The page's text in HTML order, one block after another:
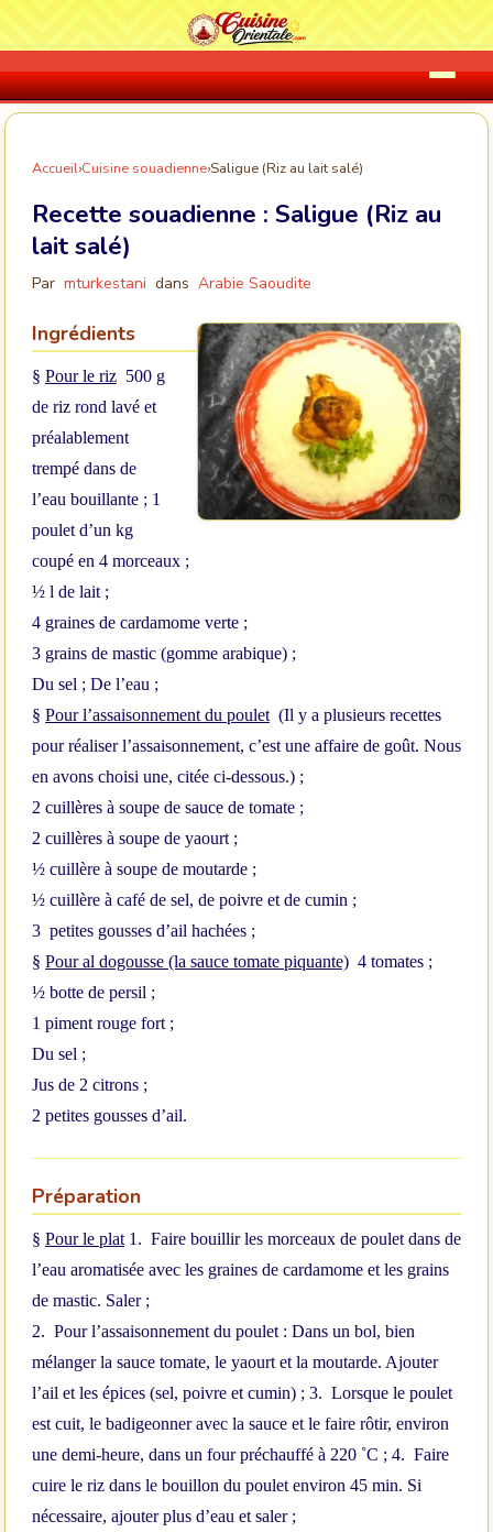
Accueil›Cuisine souadienne›Saligue (Riz au lait salé)
Recette souadienne : Saligue (Riz au
lait salé)
Par mturkestani dans Arabie Saoudite
Ingrédients
§ Pour le riz 500 g
de riz rond lavé et
préalablement
trempé dans de
l’eau bouillante ; 1
poulet d’un kg
coupé en 4 morceaux ;
½ l de lait ;
4 graines de cardamome verte ;
3 grains de mastic (gomme arabique) ;
Du sel ; De l’eau ;
§ Pour l’assaisonnement du poulet (Il y a plusieurs recettes
pour réaliser l’assaisonnement, c’est une affaire de goût. Nous
en avons choisi une, citée ci-dessous.) ;
2 cuillères à soupe de sauce de tomate ;
2 cuillères à soupe de yaourt ;
½ cuillère à soupe de moutarde ;
½ cuillère à café de sel, de poivre et de cumin ;
3 petites gousses d’ail hachées ;
§ Pour al dogousse (la sauce tomate piquante) 4 tomates ;
½ botte de persil ;
1 piment rouge fort ;
Du sel ;
Jus de 2 citrons ;
2 petites gousses d’ail.
Préparation
§ Pour le plat 1. Faire bouillir les morceaux de poulet dans de
l’eau aromatisée avec les graines de cardamome et les grains
de mastic. Saler ;
2. Pour l’assaisonnement du poulet : Dans un bol, bien
mélanger la sauce tomate, le yaourt et la moutarde. Ajouter
l’ail et les épices (sel, poivre et cumin) ; 3. Lorsque le poulet
est cuit, le badigeonner avec la sauce et le faire rôtir, environ
une demi-heure, dans un four préchauffé à 220 ˚C ; 4. Faire
cuire le riz dans le bouillon du poulet environ 45 min. Si
nécessaire, ajouter plus d’eau et saler ;